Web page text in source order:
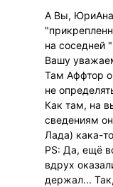
А Вы,
на соседней
Вашу
Там Аффтор о
не
Как там, на
сведениям
Лада) кака-
PS: Да, ещё
вдрух
держал...